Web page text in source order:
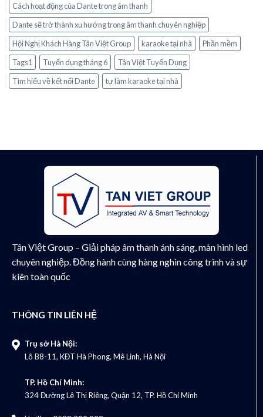
Cách hoạt động của Dante trong âm thanh
Dante sẽ trở thành xu hướng trong âm thanh chuyên nghiệp
Hội Nghị Khách Hàng Tân Việt Group
karaoke tại nhà
Phần mềm
Tags1
Tuyển dụng tháng 6
Tân Việt Tuyển Dụng
Tìm hiểu về kết nối Dante
tự làm karaoke tại nhà
Tân Việt Group – Giải pháp âm thanh ánh sáng, màn hình led
chuyên nghiệp. Đồng hành cùng hàng nghìn công trình và sự
kiên toàn quốc
THÔNG TIN LIÊN HỆ
Trụ sở Hà Nội:
Lô B8-11, KĐT Hà Phong, Mê Linh, Hà Nội
TP. Hồ Chí Minh:
324 Đường Lê Thị Riêng, Quận 12, TP. Hồ Chí Minh